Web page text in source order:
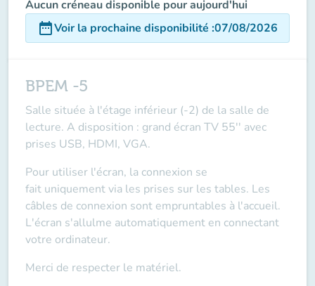
Aucun créneau disponible pour aujourd'hui
date_rangeVoir la prochaine disponibilité :07/08/2026
BPEM -5
Salle située à l'étage inférieur (-2) de la salle de
lecture. A disposition : grand écran TV 55'' avec
prises USB, HDMI, VGA.
Pour utiliser l'écran, la connexion se
fait uniquement via les prises sur les tables. Les
câbles de connexion sont empruntables à l'accueil.
L'écran s'allulme automatiquement en connectant
votre ordinateur.
Merci de respecter le matériel.